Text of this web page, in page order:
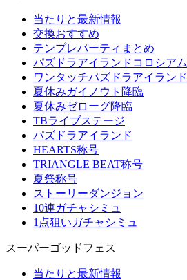
当たりと最新情報
交換おすすめ
テンプレパーティまとめ
パズドラアイランドコロシアム
ワンタッチパズドラアイランド
夏休みガイノウト降臨
夏休みゼローグ降臨
TBライブステージ
パズドラアイランド
HEARTS称号
TRIANGLE BEAT称号
夏祭称号
ストーリーダンジョン
10連ガチャシミュ
1点狙いガチャシミュ
スーパーゴッドフェス
当たりと最新情報